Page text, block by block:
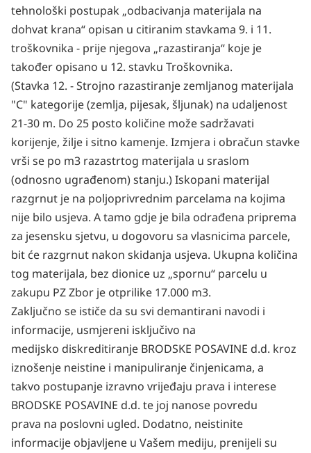
tehnološki postupak „odbacivanja materijala na
dohvat krana“ opisan u citiranim stavkama 9. i 11.
troškovnika - prije njegova „razastiranja“ koje je
također opisano u 12. stavku Troškovnika.
(Stavka 12. - Strojno razastiranje zemljanog materijala
"C" kategorije (zemlja, pijesak, šljunak) na udaljenost
21-30 m. Do 25 posto količine može sadržavati
korijenje, žilje i sitno kamenje. Izmjera i obračun stavke
vrši se po m3 razastrtog materijala u sraslom
(odnosno ugrađenom) stanju.) Iskopani materijal
razgrnut je na poljoprivrednim parcelama na kojima
nije bilo usjeva. A tamo gdje je bila odrađena priprema
za jesensku sjetvu, u dogovoru sa vlasnicima parcele,
bit će razgrnut nakon skidanja usjeva. Ukupna količina
tog materijala, bez dionice uz „spornu“ parcelu u
zakupu PZ Zbor je otprilike 17.000 m3.
Zaključno se ističe da su svi demantirani navodi i
informacije, usmjereni isključivo na
medijsko diskreditiranje BRODSKE POSAVINE d.d. kroz
iznošenje neistine i manipuliranje činjenicama, a
takvo postupanje izravno vrijeđaju prava i interese
BRODSKE POSAVINE d.d. te joj nanose povredu
prava na poslovni ugled. Dodatno, neistinite
informacije objavljene u Vašem mediju, prenijeli su